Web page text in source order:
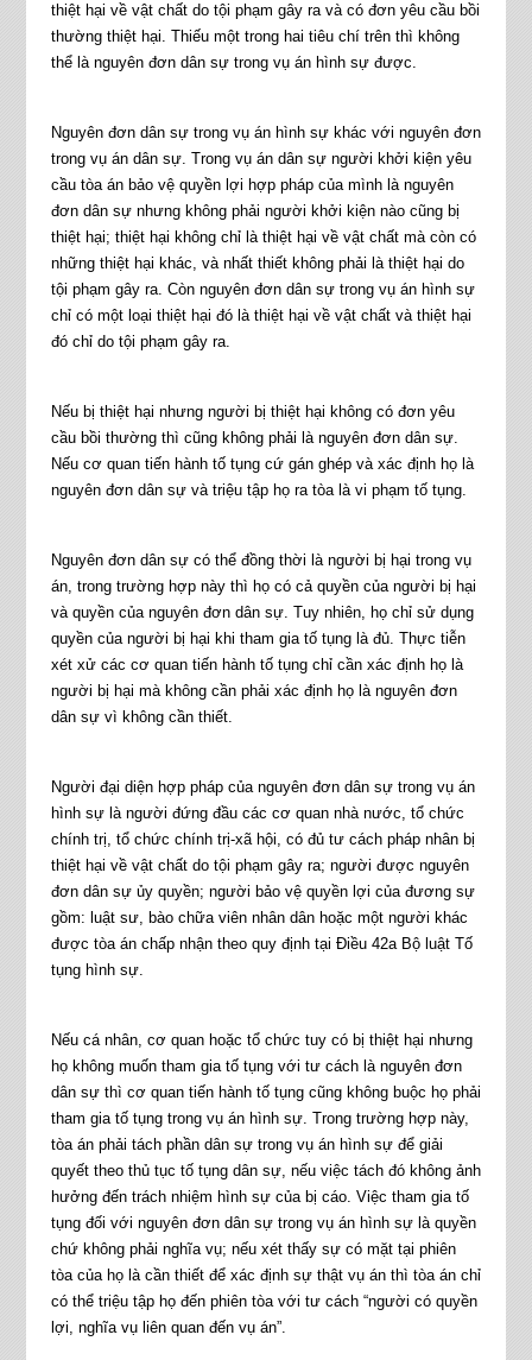
thiệt hại về vật chất do tội phạm gây ra và có đơn yêu cầu bồi
thường thiệt hại. Thiếu một trong hai tiêu chí trên thì không
thể là nguyên đơn dân sự trong vụ án hình sự được.
Nguyên đơn dân sự trong vụ án hình sự khác với nguyên đơn
trong vụ án dân sự. Trong vụ án dân sự người khởi kiện yêu
cầu tòa án bảo vệ quyền lợi hợp pháp của mình là nguyên
đơn dân sự nhưng không phải người khởi kiện nào cũng bị
thiệt hại; thiệt hại không chỉ là thiệt hại về vật chất mà còn có
những thiệt hại khác, và nhất thiết không phải là thiệt hại do
tội phạm gây ra. Còn nguyên đơn dân sự trong vụ án hình sự
chỉ có một loại thiệt hại đó là thiệt hại về vật chất và thiệt hại
đó chỉ do tội phạm gây ra.
Nếu bị thiệt hại nhưng người bị thiệt hại không có đơn yêu
cầu bồi thường thì cũng không phải là nguyên đơn dân sự.
Nếu cơ quan tiến hành tố tụng cứ gán ghép và xác định họ là
nguyên đơn dân sự và triệu tập họ ra tòa là vi phạm tố tụng.
Nguyên đơn dân sự có thể đồng thời là người bị hại trong vụ
án, trong trường hợp này thì họ có cả quyền của người bị hại
và quyền của nguyên đơn dân sự. Tuy nhiên, họ chỉ sử dụng
quyền của người bị hại khi tham gia tố tụng là đủ. Thực tiễn
xét xử các cơ quan tiến hành tố tụng chỉ cần xác định họ là
người bị hại mà không cần phải xác định họ là nguyên đơn
dân sự vì không cần thiết.
Người đại diện hợp pháp của nguyên đơn dân sự trong vụ án
hình sự là người đứng đầu các cơ quan nhà nước, tổ chức
chính trị, tổ chức chính trị-xã hội, có đủ tư cách pháp nhân bị
thiệt hại về vật chất do tội phạm gây ra; người được nguyên
đơn dân sự ủy quyền; người bảo vệ quyền lợi của đương sự
gồm: luật sư, bào chữa viên nhân dân hoặc một người khác
được tòa án chấp nhận theo quy định tại Điều 42a Bộ luật Tố
tụng hình sự.
Nếu cá nhân, cơ quan hoặc tổ chức tuy có bị thiệt hại nhưng
họ không muốn tham gia tố tụng với tư cách là nguyên đơn
dân sự thì cơ quan tiến hành tố tụng cũng không buộc họ phải
tham gia tố tụng trong vụ án hình sự. Trong trường hợp này,
tòa án phải tách phần dân sự trong vụ án hình sự để giải
quyết theo thủ tục tố tụng dân sự, nếu việc tách đó không ảnh
hưởng đến trách nhiệm hình sự của bị cáo. Việc tham gia tố
tụng đối với nguyên đơn dân sự trong vụ án hình sự là quyền
chứ không phải nghĩa vụ; nếu xét thấy sự có mặt tại phiên
tòa của họ là cần thiết để xác định sự thật vụ án thì tòa án chỉ
có thể triệu tập họ đến phiên tòa với tư cách “người có quyền
lợi, nghĩa vụ liên quan đến vụ án”.